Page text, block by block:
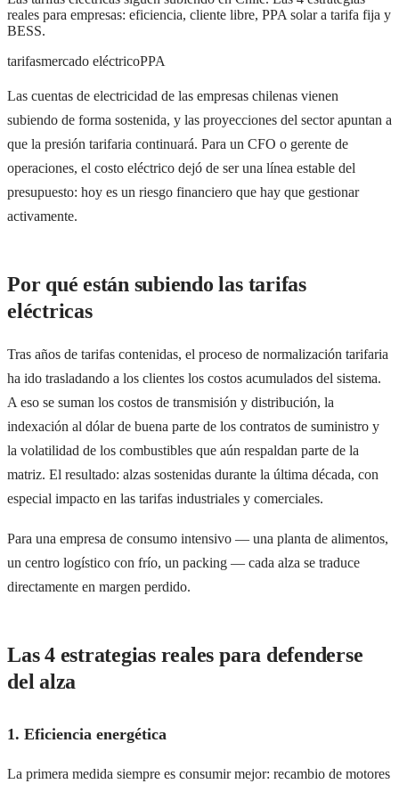
reales para empresas: eficiencia, cliente libre, PPA solar a tarifa fija y
BESS.
tarifasmercado eléctricoPPA
Las cuentas de electricidad de las empresas chilenas vienen
subiendo de forma sostenida, y las proyecciones del sector apuntan a
que la presión tarifaria continuará. Para un CFO o gerente de
operaciones, el costo eléctrico dejó de ser una línea estable del
presupuesto: hoy es un riesgo financiero que hay que gestionar
activamente.
Por qué están subiendo las tarifas
eléctricas
Tras años de tarifas contenidas, el proceso de normalización tarifaria
ha ido trasladando a los clientes los costos acumulados del sistema.
A eso se suman los costos de transmisión y distribución, la
indexación al dólar de buena parte de los contratos de suministro y
la volatilidad de los combustibles que aún respaldan parte de la
matriz. El resultado: alzas sostenidas durante la última década, con
especial impacto en las tarifas industriales y comerciales.
Para una empresa de consumo intensivo — una planta de alimentos,
un centro logístico con frío, un packing — cada alza se traduce
directamente en margen perdido.
Las 4 estrategias reales para defenderse
del alza
1. Eficiencia energética
La primera medida siempre es consumir mejor: recambio de motores